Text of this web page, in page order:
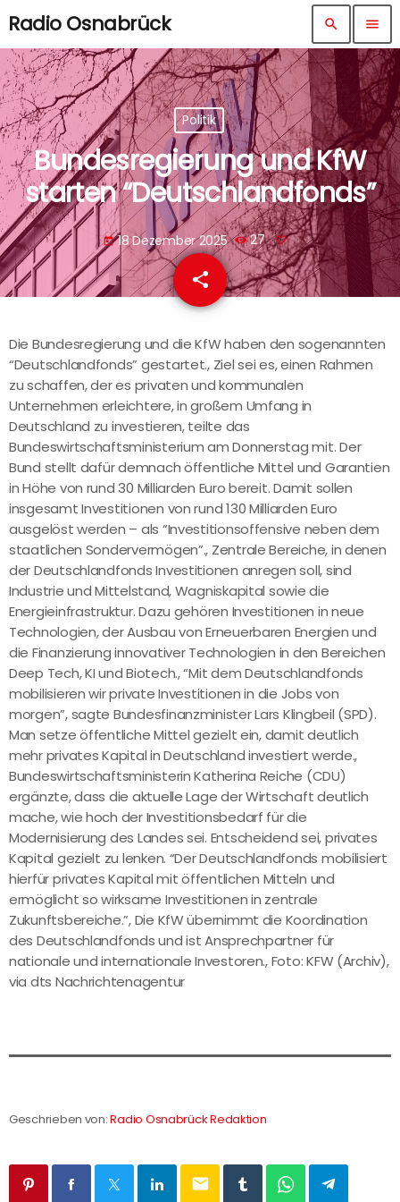
Radio Osnabrück search menu
Politik
Bundesregierung und KfW
starten “Deutschlandfonds”
today 18 Dezember 2025 27
share
email
Die Bundesregierung und die KfW haben den sogenannten
“Deutschlandfonds” gestartet., Ziel sei es, einen Rahmen
zu schaffen, der es privaten und kommunalen
Unternehmen erleichtere, in großem Umfang in
Deutschland zu investieren, teilte das
Bundeswirtschaftsministerium am Donnerstag mit. Der
Bund stellt dafür demnach öffentliche Mittel und Garantien
in Höhe von rund 30 Milliarden Euro bereit. Damit sollen
insgesamt Investitionen von rund 130 Milliarden Euro
ausgelöst werden – als “Investitionsoffensive neben dem
staatlichen Sondervermögen”., Zentrale Bereiche, in denen
der Deutschlandfonds Investitionen anregen soll, sind
Industrie und Mittelstand, Wagniskapital sowie die
Energieinfrastruktur. Dazu gehören Investitionen in neue
Technologien, der Ausbau von Erneuerbaren Energien und
die Finanzierung innovativer Technologien in den Bereichen
Deep Tech, KI und Biotech., “Mit dem Deutschlandfonds
mobilisieren wir private Investitionen in die Jobs von
morgen”, sagte Bundesfinanzminister Lars Klingbeil (SPD).
Man setze öffentliche Mittel gezielt ein, damit deutlich
mehr privates Kapital in Deutschland investiert werde.,
Bundeswirtschaftsministerin Katherina Reiche (CDU)
ergänzte, dass die aktuelle Lage der Wirtschaft deutlich
mache, wie hoch der Investitionsbedarf für die
Modernisierung des Landes sei. Entscheidend sei, privates
Kapital gezielt zu lenken. “Der Deutschlandfonds mobilisiert
hierfür privates Kapital mit öffentlichen Mitteln und
ermöglicht so wirksame Investitionen in zentrale
Zukunftsbereiche.”, Die KfW übernimmt die Koordination
des Deutschlandfonds und ist Ansprechpartner für
nationale und internationale Investoren., Foto: KFW (Archiv),
via dts Nachrichtenagentur
Geschrieben von:Radio Osnabrück Redaktion
email